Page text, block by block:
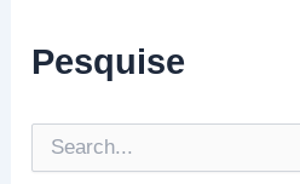
Pesquise
e